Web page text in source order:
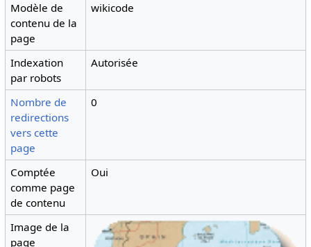
Modèle de
contenu de la
page
wikicode
Indexation
par robots
Autorisée
Nombre de
redirections
vers cette
page
0
Comptée
comme page
de contenu
Oui
Image de la
page